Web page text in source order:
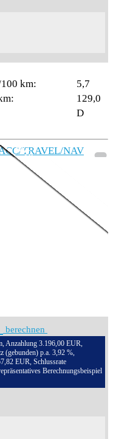
km:
5,7
129,0
D
berechnen
Anzahlung 3.196,00 EUR,
(gebunden) p.a. 3,92 %,
EUR, Schlussrate
Berechnungsbeispiel